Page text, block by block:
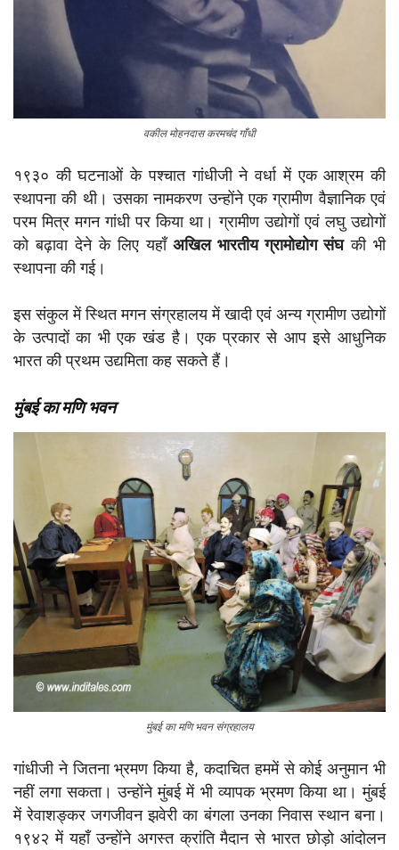
वकील मोहनदास करमचंद गाँधी
१९३० की घटनाओं के पश्चात गांधीजी ने वर्धा में एक आश्रम की
स्थापना की थी। उसका नामकरण उन्होंने एक ग्रामीण वैज्ञानिक एवं
परम मित्र मगन गांधी पर किया था। ग्रामीण उद्योगों एवं लघु उद्योगों
को बढ़ावा देने के लिए यहाँअखिल भारतीय ग्रामोद्योग संघकी भी
स्थापना की गई।
इस संकुल में स्थित मगन संग्रहालय में खादी एवं अन्य ग्रामीण उद्योगों
के उत्पादों का भी एक खंड है। एक प्रकार से आप इसे आधुनिक
भारत की प्रथम उद्यमिता कह सकते हैं।
मुंबई का मणि भवन
मुंबई का मणि भवन संग्रहालय
गांधीजी ने जितना भ्रमण किया है, कदाचित हममें से कोई अनुमान भी
नहीं लगा सकता। उन्होंने मुंबई में भी व्यापक भ्रमण किया था। मुंबई
में रेवाशङ्कर जगजीवन झवेरी का बंगला उनका निवास स्थान बना।
१९४२ में यहाँ उन्होंने अगस्त क्रांति मैदान से भारत छोड़ो आंदोलन